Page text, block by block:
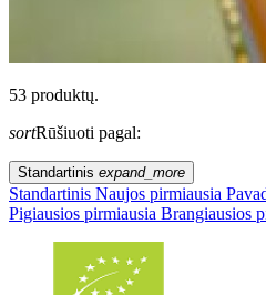
53 produktų.
sortRūšiuoti pagal:
Standartinis expand_more
Standartinis Naujos pirmiausia
Pigiausios pirmiausia Brangiausios